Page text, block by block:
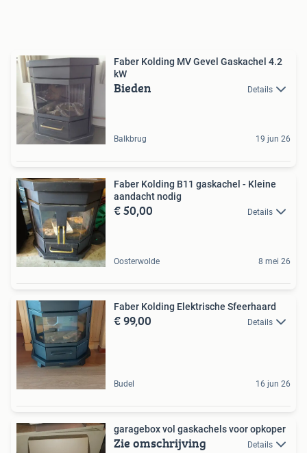
Faber Kolding MV Gevel Gaskachel 4.2
kW
Bieden Details
Balkbrug 19 jun 26
Faber Kolding B11 gaskachel - Kleine
aandacht nodig
€ 50,00 Details
Oosterwolde 8 mei 26
Faber Kolding Elektrische Sfeerhaard
€ 99,00 Details
Budel 16 jun 26
garagebox vol gaskachels voor opkoper
Zie omschrijving Details